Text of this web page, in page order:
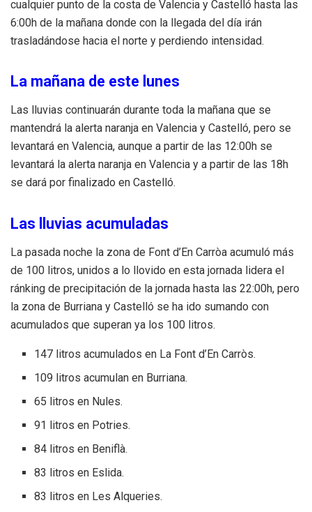
cualquier punto de la costa de Valencia y Castelló hasta las
6:00h de la mañana donde con la llegada del día irán
trasladándose hacia el norte y perdiendo intensidad.
La mañana de este lunes
Las lluvias continuarán durante toda la mañana que se
mantendrá la alerta naranja en Valencia y Castelló, pero se
levantará en Valencia, aunque a partir de las 12:00h se
levantará la alerta naranja en Valencia y a partir de las 18h
se dará por finalizado en Castelló.
Las lluvias acumuladas
La pasada noche la zona de Font d’En Carròa acumuló más
de 100 litros, unidos a lo llovido en esta jornada lidera el
ránking de precipitación de la jornada hasta las 22:00h, pero
la zona de Burriana y Castelló se ha ido sumando con
acumulados que superan ya los 100 litros.
147 litros acumulados en La Font d’En Carròs.
109 litros acumulan en Burriana.
65 litros en Nules.
91 litros en Potries.
84 litros en Beniflà.
83 litros en Eslida.
83 litros en Les Alqueries.